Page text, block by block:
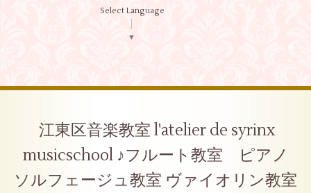
Select Language
▼
江東区音楽教室 l'atelier de syrinx
musicschool ♪フルート教室 ピアノ
ソルフェージュ教室 ヴァイオリン教室